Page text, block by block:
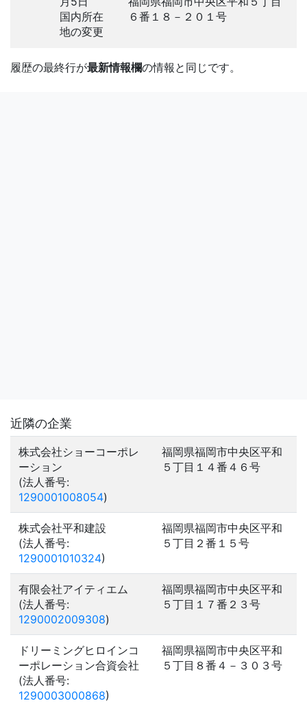
国内所在
地の変更
６番１８－２０１号
履歴の最終行が最新情報欄の情報と同じです。
近隣の企業
株式会社ショーコーポレ
ーション
(法人番号:
1290001008054)
福岡県福岡市中央区平和
５丁目１４番４６号
株式会社平和建設
(法人番号:
1290001010324)
福岡県福岡市中央区平和
５丁目２番１５号
有限会社アイティエム
(法人番号:
1290002009308)
福岡県福岡市中央区平和
５丁目１７番２３号
ドリーミングヒロインコ
ーポレーション合資会社
(法人番号:
1290003000868)
福岡県福岡市中央区平和
５丁目８番４－３０３号